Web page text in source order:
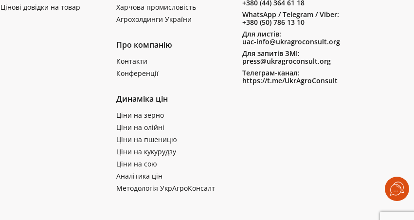
Цінові довідки на товар
Харчова промисловість
Агрохолдинги України
Про компанію
Контакти
Конференції
Динаміка цін
Ціни на зерно
Ціни на олійні
Ціни на пшеницю
Ціни на кукурудзу
Ціни на сою
Аналітика цін
Методологія УкрАгроКонсалт
+380 (44) 364 61 18
WhatsApp / Telegram / Viber:
+380 (50) 786 13 10
Для листів:
uac-info@ukragroconsult.org
Для запитів ЗМІ:
press@ukragroconsult.org
Телеграм-канал:
https://t.me/UkrAgroConsult